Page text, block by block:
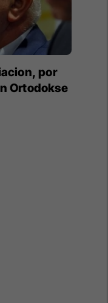
por
Ortodokse